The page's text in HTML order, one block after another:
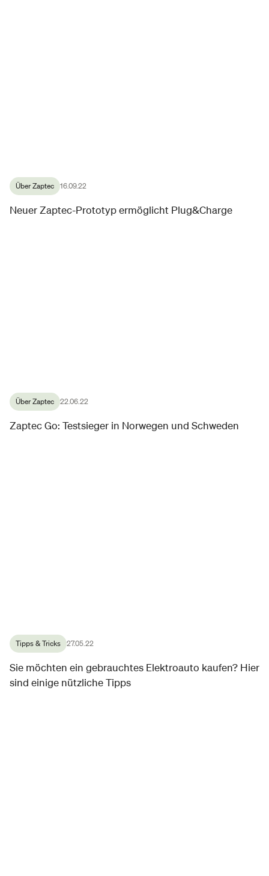
Über Zaptec 16.09.22
Neuer Zaptec-Prototyp ermöglicht Plug&Charge
Über Zaptec 22.06.22
Zaptec Go: Testsieger in Norwegen und Schweden
Tipps & Tricks 27.05.22
Sie möchten ein gebrauchtes Elektroauto kaufen? Hier
sind einige nützliche Tipps